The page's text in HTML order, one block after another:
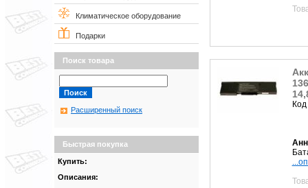
Климатическое оборудование
Подарки
Поиск товара
Расширенный поиск
Быстрая покупка
Купить:
Описания: